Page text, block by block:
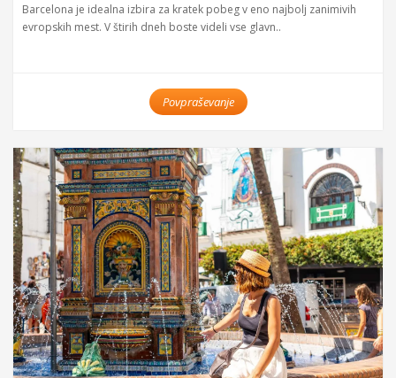
Barcelona je idealna izbira za kratek pobeg v eno najbolj zanimivih
evropskih mest. V štirih dneh boste videli vse glavn..
Povpraševanje